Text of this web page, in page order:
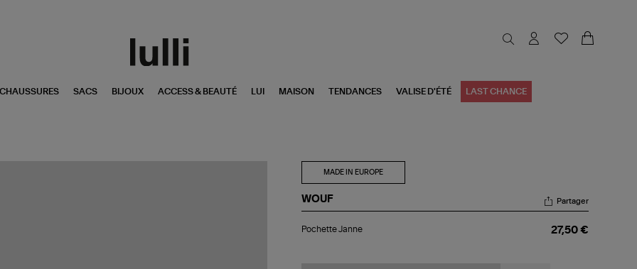
CHAUSSURES SACS BIJOUX ACCESS & BEAUTÉ LUI MAISON TENDANCES VALISE D'ÉTÉ LAST CHANCE
MADE IN EUROPE
WOUF
Janne
Partager
Pochette Janne 27,50 €